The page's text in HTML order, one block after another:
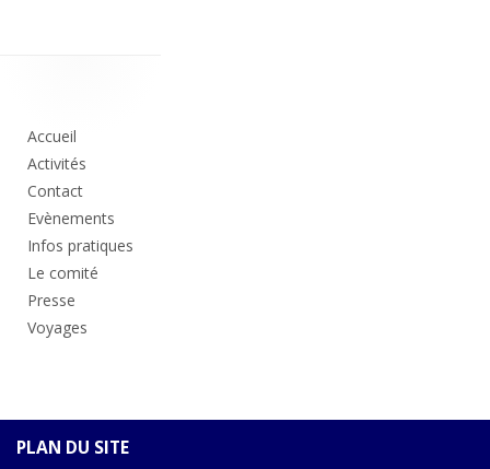
principale
Accueil
Activités
Contact
Evènements
Infos pratiques
Le comité
Presse
Voyages
PLAN DU SITE